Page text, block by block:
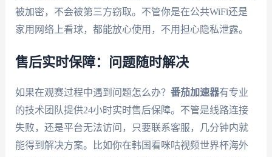
被加密，不会被第三方窃取。不管你是在公共WiFi还是
家用网络上看球，都能放心使用，不用担心隐私泄露。
售后实时保障：问题随时解决
如果在观赛过程中遇到问题怎么办？ 番茄加速器有专业
的技术团队提供24小时实时售后保障。不管是线路连接
失败，还是平台无法访问，只要联系客服，几分钟内就
能得到解决方案。比如你在韩国看咪咕视频世界杯海外